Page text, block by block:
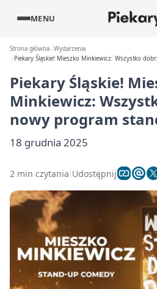
MENU
Strona główna Wydarzenia
Piekary Śląskie! Mieszko Minkiewicz: Wszystko
Piekary Śląskie!
Minkiewicz:
nowy program
18 grudnia 2025
2 min czytania Udostępnij